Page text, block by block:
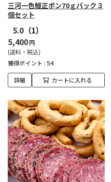
三河一色鰻正ポン70ｇパック３
個セット
5.0 （1）
5,400円
(送料・税込)
獲得ポイント : 54
詳細 カートに入れる